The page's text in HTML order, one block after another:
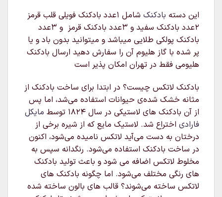
این دسته بادکنک
شامل ۱عدد بادکنک فویلی قلب قرمز
۲عدد بادکنک سفید و ۳عدد بادکنک قرمز و ۳عدد
بادکنک پولکی طلایی میباشد و میتوانید بدون باد و یا
پر شده با گاز هلیوم آن را سفارش دهید ارسال بادکنک
هلیومی فقط در تهران امکان پذیر است
بادکنک لاتکس چیست؟ در ابتدا برای ساخت بادکنک از
مثانه خشک شده‌ی حیوانات استفاده می‌شد، اما پس
از آن بادکنک های لاستیکی در سال ۱۸۲۴ توسط
مایکل
فارادی اختراع شد. لاستیک مایع که از شیره برخی از
درختان به دست می‌آید لاتکس نامیده می‌شود، اکنون
در ساخت بادکنک استفاده می‌شود. رنگدانه سپس به
مخلوط لاتکس اضافه می شود و باعث تولید بادکنک
های رنگی مختلف می‌شود. اما چگونه بادکنک های
لاتکس ساخته می‌شوند؟ قالب های بالون ساخته شده